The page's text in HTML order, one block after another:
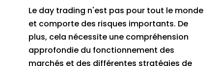
Le day trading n'est pas pour tout le monde
et comporte des risques importants. De
plus, cela nécessite une compréhension
approfondie du fonctionnement des
marchés et des différentes stratégies de